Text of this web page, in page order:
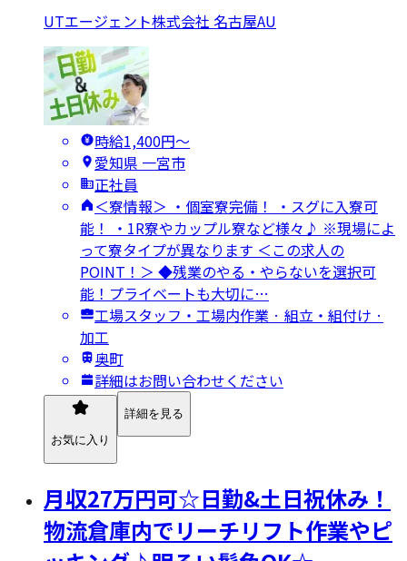
UTエージェント株式会社 名古屋AU
時給1,400円〜
愛知県 一宮市
正社員
＜寮情報＞ ・個室寮完備！ ・スグに入寮可
能！ ・1R寮やカップル寮など様々♪ ※現場によ
って寮タイプが異なります ＜この求人の
POINT！＞ ◆残業のやる・やらないを選択可
能！プライベートも大切に…
工場スタッフ・工場内作業 · 組立・組付け ·
加工
奥町
詳細はお問い合わせください
お気に入り
詳細を見る
月収27万円可☆日勤&土日祝休み！
物流倉庫内でリーチリフト作業やピ